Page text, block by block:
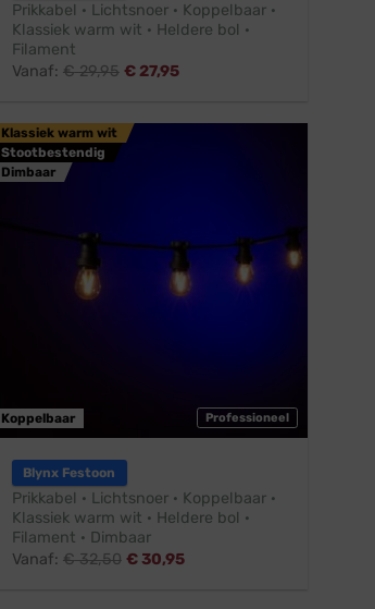
Prikkabel · Lichtsnoer · Koppelbaar ·
Klassiek warm wit · Heldere bol ·
Filament
Vanaf: €29,95 € 27,95
Professioneel
Klassiek warm wit
Stootbestendig
Dimbaar
Koppelbaar
Blynx Festoon
Prikkabel · Lichtsnoer · Koppelbaar ·
Klassiek warm wit · Heldere bol ·
Filament · Dimbaar
Vanaf: €32,50 €30,95